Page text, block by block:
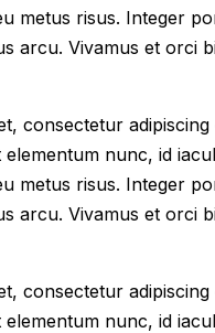
metus risus. Integer
arcu. Vivamus et orci
consectetur
nunc, id
metus risus. Integer
arcu. Vivamus et orci
consectetur
nunc, id